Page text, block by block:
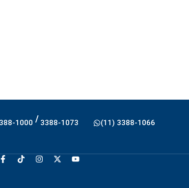
1000 / 3388-1073 (11) 3388-1066